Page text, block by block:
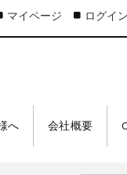
へ 会社概要
マイページ ログイン